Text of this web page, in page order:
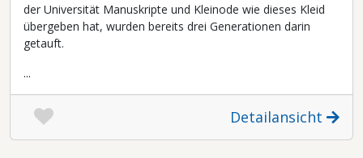
der Universität Manuskripte und Kleinode wie dieses Kleid
übergeben hat, wurden bereits drei Generationen darin
getauft.
...
Detailansicht